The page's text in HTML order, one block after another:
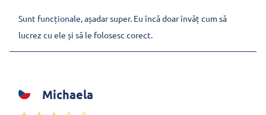
Sunt funcționale, așadar super. Eu încă doar învăț cum să
lucrez cu ele și să le folosesc corect.
Michaela